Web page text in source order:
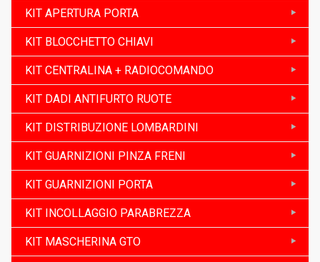
KIT APERTURA PORTA
KIT BLOCCHETTO CHIAVI
KIT CENTRALINA + RADIOCOMANDO
KIT DADI ANTIFURTO RUOTE
KIT DISTRIBUZIONE LOMBARDINI
KIT GUARNIZIONI PINZA FRENI
KIT GUARNIZIONI PORTA
KIT INCOLLAGGIO PARABREZZA
KIT MASCHERINA GTO